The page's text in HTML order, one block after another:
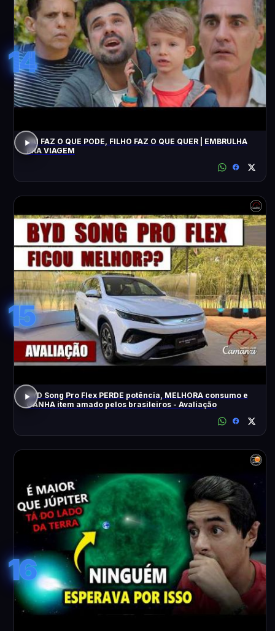
14
PAI FAZ O QUE PODE, FILHO FAZ O QUE QUER | EMBRULHA
PRA VIAGEM
15
BYD Song Pro Flex PERDE potência, MELHORA consumo e
GANHA item amado pelos brasileiros - Avaliação
16